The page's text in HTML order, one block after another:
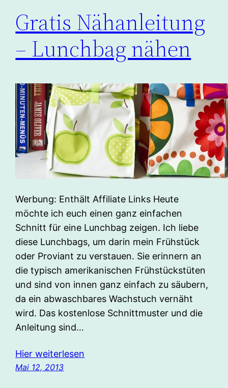
Gratis Nähanleitung
– Lunchbag nähen
Werbung: Enthält Affiliate Links Heute
möchte ich euch einen ganz einfachen
Schnitt für eine Lunchbag zeigen. Ich liebe
diese Lunchbags, um darin mein Frühstück
oder Proviant zu verstauen. Sie erinnern an
die typisch amerikanischen Frühstückstüten
und sind von innen ganz einfach zu säubern,
da ein abwaschbares Wachstuch vernäht
wird. Das kostenlose Schnittmuster und die
Anleitung sind…
Hier weiterlesen
Mai 12, 2013